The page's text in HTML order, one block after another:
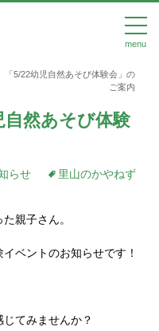
menu
「5/22幼児自然あそび体験会」の
ご案内
自然あそび体験
らせ
里山のかやねず
親子さん。
ベントのお知らせです！
てみませんか？